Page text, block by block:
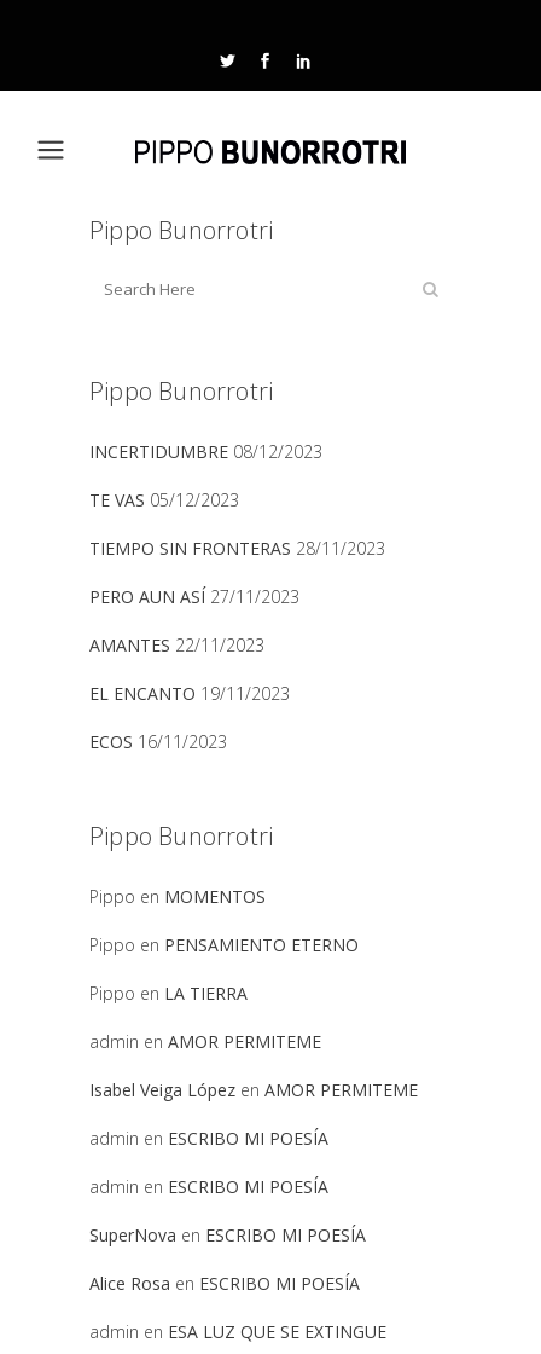
Pippo Bunorrotri
Pippo Bunorrotri
INCERTIDUMBRE 08/12/2023
TE VAS 05/12/2023
TIEMPO SIN FRONTERAS 28/11/2023
PERO AUN ASÍ 27/11/2023
AMANTES 22/11/2023
EL ENCANTO 19/11/2023
ECOS 16/11/2023
Pippo Bunorrotri
Pippo en MOMENTOS
Pippo en PENSAMIENTO ETERNO
Pippo en LA TIERRA
admin en AMOR PERMITEME
Isabel Veiga López en AMOR PERMITEME
admin en ESCRIBO MI POESÍA
admin en ESCRIBO MI POESÍA
SuperNova en ESCRIBO MI POESÍA
Alice Rosa en ESCRIBO MI POESÍA
admin en ESA LUZ QUE SE EXTINGUE